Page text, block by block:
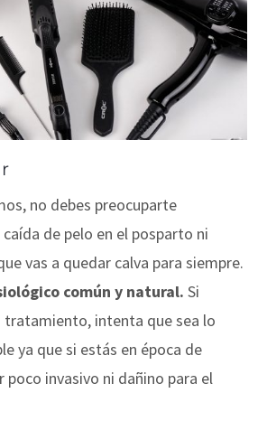
no debes preocuparte
de pelo en el posparto ni
vas a quedar calva para siempre.
común y natural. Si
tratamiento, intenta que sea lo
ya que si estás en época de
poco invasivo ni dañino para el